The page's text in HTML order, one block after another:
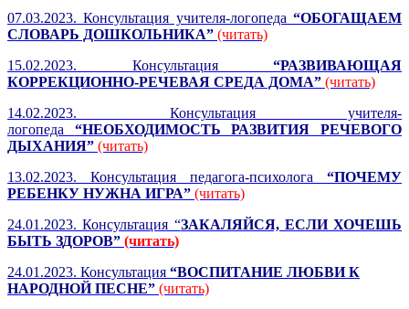
07.03.2023. Консультация учителя-логопеда “ОБОГАЩАЕМ
СЛОВАРЬ ДОШКОЛЬНИКА” (читать)
15.02.2023. Консультация “РАЗВИВАЮЩАЯ
КОРРЕКЦИОННО-РЕЧЕВАЯ СРЕДА ДОМА” (читать)
14.02.2023. Консультация учителя-
логопеда “НЕОБХОДИМОСТЬ РАЗВИТИЯ РЕЧЕВОГО
ДЫХАНИЯ” (читать)
13.02.2023. Консультация педагога-психолога “ПОЧЕМУ
РЕБЕНКУ НУЖНА ИГРА” (читать)
24.01.2023. Консультация “ЗАКАЛЯЙСЯ, ЕСЛИ ХОЧЕШЬ
БЫТЬ ЗДОРОВ” (читать)
24.01.2023. Консультация “ВОСПИТАНИЕ ЛЮБВИ К
НАРОДНОЙ ПЕСНЕ” (читать)